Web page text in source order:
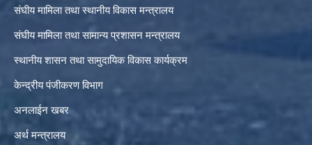
संघीय मामिला तथा स्थानीय विकास मन्त्रालय
संघीय मामिला तथा सामान्य प्रशासन मन्त्रालय
स्थानीय शासन तथा सामुदायिक विकास कार्यक्रम
केन्द्रीय पंजीकरण विभाग
अनलाईन खबर
अर्थ मन्त्रालय